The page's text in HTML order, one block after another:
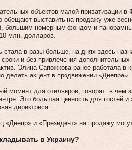
объектов малой приватизации в
обещают выставить на продажу уже
большим номерным фондом и
млн. долларов.
в разы больше, на днях здесь
и без привлечения дополнительных
Элина Сапожкова ранее работала в
делать акцент в продвижении «Днепра».
момент для отельеров, говорят: в чем
Это большая ценность для гостей и
директриса.
и «Президент» на продажу
в Украину?